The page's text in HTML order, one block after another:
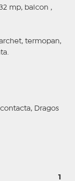
mp, balcon ,
termopan,
Dragos
1